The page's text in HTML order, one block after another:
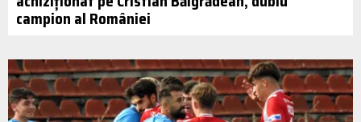
campion al României